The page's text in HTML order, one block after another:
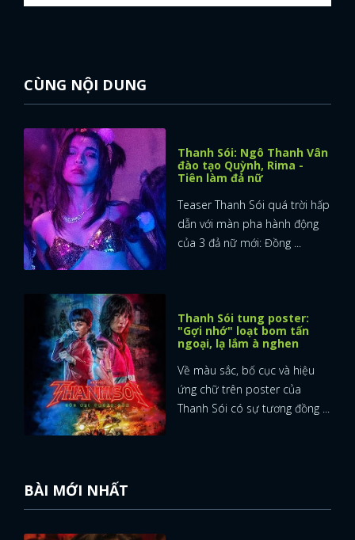
CÙNG NỘI DUNG
Thanh Sói: Ngô Thanh Vân
đào tạo Quỳnh, Rima -
Tiên làm đả nữ
Teaser Thanh Sói quá trời hấp
dẫn với màn pha hành động
của 3 đả nữ mới: Đồng ...
Thanh Sói tung poster:
"Gợi nhớ" loạt bom tấn
ngoại, lạ lắm à nghen
Về màu sắc, bố cục và hiệu
ứng chữ trên poster của
Thanh Sói có sự tương đồng ...
BÀI MỚI NHẤT